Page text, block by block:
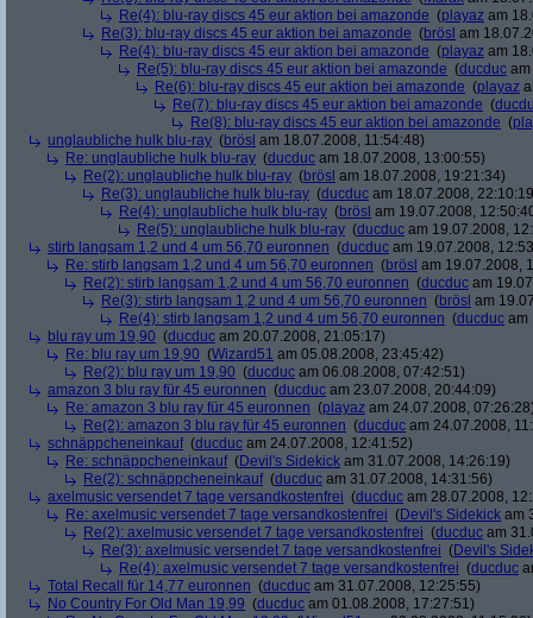
Re(4): blu-ray discs 45 eur aktion bei amazonde (playaz am
Re(3): blu-ray discs 45 eur aktion bei amazonde (brösl am
Re(4): blu-ray discs 45 eur aktion bei amazonde (playaz am
Re(5): blu-ray discs 45 eur aktion bei amazonde (ducduc
Re(6): blu-ray discs 45 eur aktion bei amazonde (playaz
Re(7): blu-ray discs 45 eur aktion bei amazonde (
Re(8): blu-ray discs 45 eur aktion bei amazonde (
unglaubliche hulk blu-ray (brösl am 18.07.2008, 11:54:48)
Re: unglaubliche hulk blu-ray (ducduc am 18.07.2008, 13:00:55)
Re(2): unglaubliche hulk blu-ray (brösl am 18.07.2008, 19:21:34)
Re(3): unglaubliche hulk blu-ray (ducduc am 18.07.2008,
Re(4): unglaubliche hulk blu-ray (brösl am 19.07.2008,
Re(5): unglaubliche hulk blu-ray (ducduc am 19.07.2008,
stirb langsam 1,2 und 4 um 56,70 euronnen (ducduc am 19.07.2008,
Re: stirb langsam 1,2 und 4 um 56,70 euronnen (brösl am 19.07.2008,
Re(2): stirb langsam 1,2 und 4 um 56,70 euronnen (ducduc am
Re(3): stirb langsam 1,2 und 4 um 56,70 euronnen (brösl am
Re(4): stirb langsam 1,2 und 4 um 56,70 euronnen (ducduc am
blu ray um 19,90 (ducduc am 20.07.2008, 21:05:17)
Re: blu ray um 19,90 (Wizard51 am 05.08.2008, 23:45:42)
Re(2): blu ray um 19,90 (ducduc am 06.08.2008, 07:42:51)
amazon 3 blu ray für 45 euronnen (ducduc am 23.07.2008, 20:44:09)
Re: amazon 3 blu ray für 45 euronnen (playaz am 24.07.2008,
Re(2): amazon 3 blu ray für 45 euronnen (ducduc am 24.07.2008,
schnäppcheneinkauf(ducduc am 24.07.2008, 12:41:52)
Re: schnäppcheneinkauf(Devil's Sidekick am 31.07.2008, 14:26:19)
Re(2): schnäppcheneinkauf(ducduc am 31.07.2008, 14:31:56)
axelmusic versendet 7 tage versandkostenfrei (ducduc am 28.07.2008,
Re: axelmusic versendet 7 tage versandkostenfrei (Devil's Sidekick am
Re(2): axelmusic versendet 7 tage versandkostenfrei (ducduc am
Re(3): axelmusic versendet 7 tage versandkostenfrei (Devil's
Re(4): axelmusic versendet 7 tage versandkostenfrei (ducduc
Total Recall für 14,77 euronnen (ducduc am 31.07.2008, 12:25:55)
No Country For Old Man 19,99 (ducduc am 01.08.2008, 17:27:51)